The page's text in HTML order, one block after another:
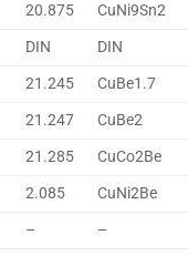
20.875
CuNi9Sn2
DIN
DIN
21.245
CuBe1.7
21.247
CuBe2
21.285
CuCo2Be
2.085
CuNi2Be
–
–